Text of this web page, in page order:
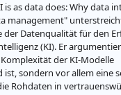
is as data does: Why data
management"
der Datenqualität für den
(KI). Er
der KI-Modelle
ist, sondern vor allem eine
Rohdaten in